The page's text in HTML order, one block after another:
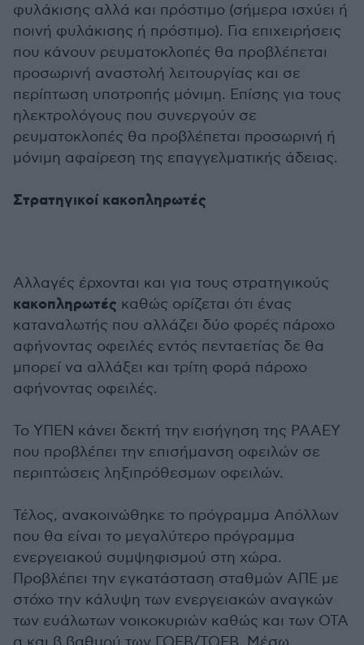
φυλάκισης αλλά και πρόστιμο (σήμερα ισχύει ή
ποινή φυλάκισης ή πρόστιμο). Για επιχειρήσεις
που κάνουν ρευματοκλοπές θα προβλέπεται
προσωρινή αναστολή λειτουργίας και σε
περίπτωση υποτροπής μόνιμη. Επίσης για τους
ηλεκτρολόγους που συνεργούν σε
ρευματοκλοπές θα προβλέπεται προσωρινή ή
μόνιμη αφαίρεση της επαγγελματικής άδειας.
Στρατηγικοί κακοπληρωτές
Αλλαγές έρχονται και για τους στρατηγικούς
κακοπληρωτές καθώς ορίζεται ότι ένας
καταναλωτής που αλλάζει δύο φορές πάροχο
αφήνοντας οφειλές εντός πενταετίας δε θα
μπορεί να αλλάξει και τρίτη φορά πάροχο
αφήνοντας οφειλές.
Το ΥΠΕΝ κάνει δεκτή την εισήγηση της ΡΑΑΕΥ
που προβλέπει την επισήμανση οφειλών σε
περιπτώσεις ληξιπρόθεσμων οφειλών.
Τέλος, ανακοινώθηκε το πρόγραμμα Απόλλων
που θα είναι το μεγαλύτερο πρόγραμμα
ενεργειακού συμψηφισμού στη χώρα.
Προβλέπει την εγκατάσταση σταθμών ΑΠΕ με
στόχο την κάλυψη των ενεργειακών αναγκών
των ευάλωτων νοικοκυριών καθώς και των ΟΤΑ